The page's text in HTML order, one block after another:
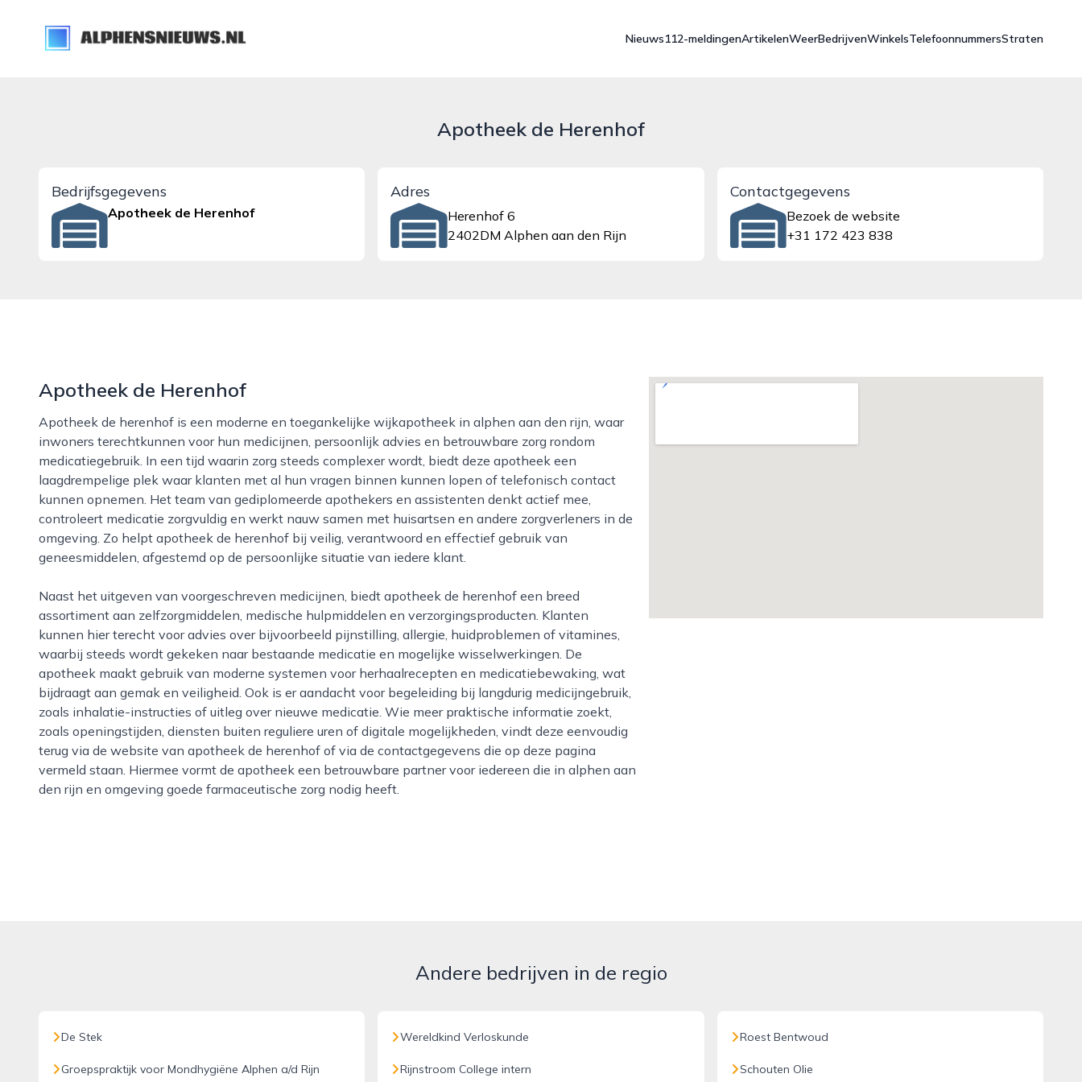
alphensnieuws.nl
Nieuws112-meldingenArtikelenWeerBedrijvenWinkelsTelefoonnummersStraten
Apotheek de Herenhof
Bedrijfsgegevens
Apotheek de Herenhof
Adres
Herenhof 6
2402DM Alphen aan den Rijn
Contactgegevens
Bezoek de website
+31 172 423 838
Apotheek de Herenhof
Apotheek de herenhof is een moderne en toegankelijke wijkapotheek in alphen aan den rijn, waar
inwoners terechtkunnen voor hun medicijnen, persoonlijk advies en betrouwbare zorg rondom
medicatiegebruik. In een tijd waarin zorg steeds complexer wordt, biedt deze apotheek een
laagdrempelige plek waar klanten met al hun vragen binnen kunnen lopen of telefonisch contact
kunnen opnemen. Het team van gediplomeerde apothekers en assistenten denkt actief mee,
controleert medicatie zorgvuldig en werkt nauw samen met huisartsen en andere zorgverleners in de
omgeving. Zo helpt apotheek de herenhof bij veilig, verantwoord en effectief gebruik van
geneesmiddelen, afgestemd op de persoonlijke situatie van iedere klant.
Naast het uitgeven van voorgeschreven medicijnen, biedt apotheek de herenhof een breed
assortiment aan zelfzorgmiddelen, medische hulpmiddelen en verzorgingsproducten. Klanten
kunnen hier terecht voor advies over bijvoorbeeld pijnstilling, allergie, huidproblemen of vitamines,
waarbij steeds wordt gekeken naar bestaande medicatie en mogelijke wisselwerkingen. De
apotheek maakt gebruik van moderne systemen voor herhaalrecepten en medicatiebewaking, wat
bijdraagt aan gemak en veiligheid. Ook is er aandacht voor begeleiding bij langdurig medicijngebruik,
zoals inhalatie-instructies of uitleg over nieuwe medicatie. Wie meer praktische informatie zoekt,
zoals openingstijden, diensten buiten reguliere uren of digitale mogelijkheden, vindt deze eenvoudig
terug via de website van apotheek de herenhof of via de contactgegevens die op deze pagina
vermeld staan. Hiermee vormt de apotheek een betrouwbare partner voor iedereen die in alphen aan
den rijn en omgeving goede farmaceutische zorg nodig heeft.
Andere bedrijven in de regio
De Stek
Groepspraktijk voor Mondhygiëne Alphen a/d Rijn
Wereldkind Verloskunde
Rijnstroom College intern
Roest Bentwoud
Schouten Olie